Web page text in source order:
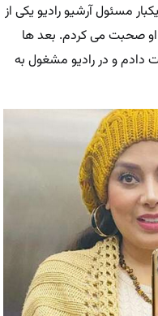
مسئول آرشیو رادیو یکی از
او صحبت می کردم. بعد ها
دادم و در رادیو مشغول به